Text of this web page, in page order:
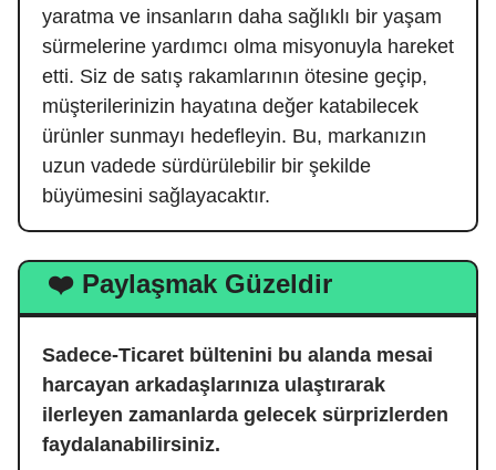
yaratma ve insanların daha sağlıklı bir yaşam
sürmelerine yardımcı olma misyonuyla hareket
etti. Siz de satış rakamlarının ötesine geçip,
müşterilerinizin hayatına değer katabilecek
ürünler sunmayı hedefleyin. Bu, markanızın
uzun vadede sürdürülebilir bir şekilde
büyümesini sağlayacaktır.
❤️ Paylaşmak Güzeldir
Sadece-Ticaret bültenini bu alanda mesai
harcayan arkadaşlarınıza ulaştırarak
ilerleyen zamanlarda gelecek sürprizlerden
faydalanabilirsiniz.